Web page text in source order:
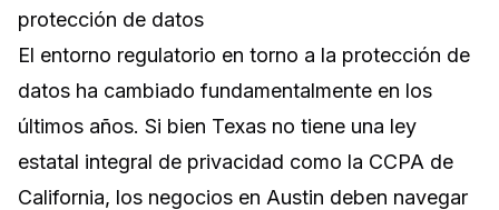
protección de datos
El entorno regulatorio en torno a la protección de
datos ha cambiado fundamentalmente en los
últimos años. Si bien Texas no tiene una ley
estatal integral de privacidad como la CCPA de
California, los negocios en Austin deben navegar